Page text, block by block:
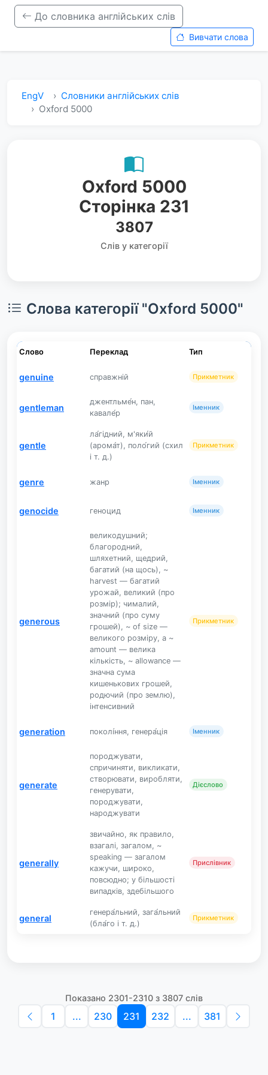
До словника англійських слів
Вивчати слова
EngV
Словники англійських слів
Oxford 5000
Oxford 5000
Сторінка 231
3807
Слів у категорії
Слова категорії "Oxford 5000"
Слово Переклад Тип
genuine справжній Прикметник
gentleman
джентльме́н, пан,
кавале́р
Іменник
gentle
ла́гідний, м'яки́й
(арома́т), поло́гий (схил
і т. д.)
Прикметник
genre жанр Іменник
genocide геноцид Іменник
generous
великодушний;
благородний,
шляхетний, щедрий,
багатий (на щось), ~
harvest — багатий
урожай, великий (про
розмір); чималий,
значний (про суму
грошей), ~ of size —
великого розміру, a ~
amount — велика
кількість, ~ allowance —
значна сума
кишенькових грошей,
родючий (про землю),
інтенсивний
Прикметник
generation поколі́ння, генера́ція Іменник
generate
породжувати,
спричиняти, викликати,
створювати, виробляти,
генерувати,
породжувати,
народжувати
Дієслово
generally
звичайно, як правило,
взагалі, загалом, ~
speaking — загалом
кажучи, широко,
повсюдно; у більшості
випадків, здебільшого
Прислівник
general
генера́льний, зага́льний
(бла́го і т. д.)
Прикметник
Показано 2301-2310 з 3807 слів
1 ... 230 231 232 ... 381